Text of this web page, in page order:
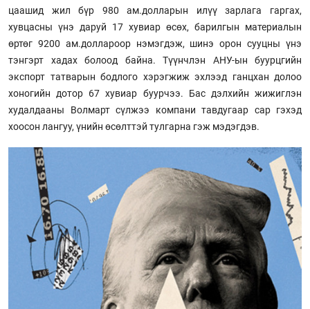
цаашид жил бүр 980 ам.долларын илүү зарлага гаргах,
хувцасны үнэ даруй 17 хувиар өсөх, барилгын материалын
өртөг 9200 ам.доллароор нэмэгдэж, шинэ орон сууцны үнэ
тэнгэрт хадах болоод байна. Түүнчлэн АНУ-ын буурцгийн
экспорт татварын бодлого хэрэгжиж эхлээд ганцхан долоо
хоногийн дотор 67 хувиар буурчээ. Бас дэлхийн жижиглэн
худалдааны Волмарт сүлжээ компани тавдугаар сар гэхэд
хоосон лангуу, үнийн өсөлттэй тулгарна гэж мэдэгдэв.